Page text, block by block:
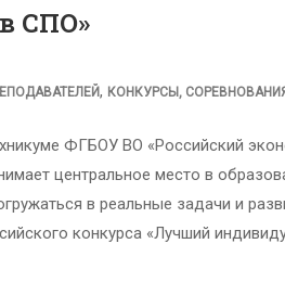
СПО»
, КОНКУРСЫ,
ФГБОУ ВО «Российский
центральное место в
в реальные задачи и
конкурса «Лучший